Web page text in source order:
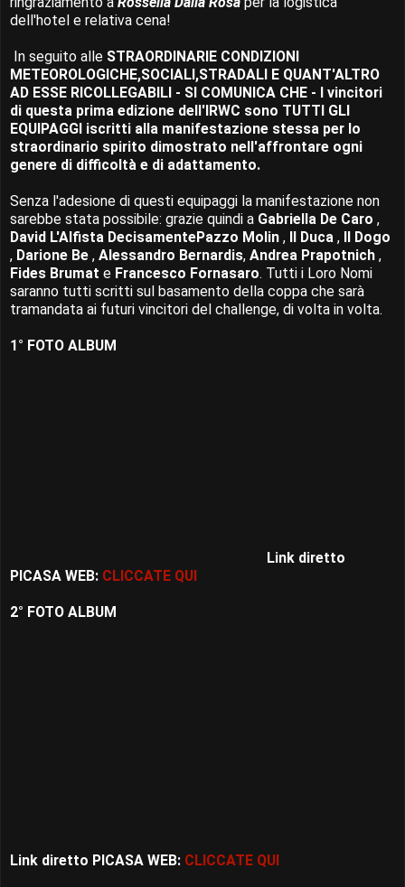
dell'hotel e relativa cena!
In seguito alle STRAORDINARIE CONDIZIONI
METEOROLOGICHE,SOCIALI,STRADALI E QUANT'ALTRO
AD ESSE RICOLLEGABILI - SI COMUNICA CHE - I vincitori
di questa prima edizione dell'IRWC sono TUTTI GLI
EQUIPAGGI iscritti alla manifestazione stessa per lo
straordinario spirito dimostrato nell'affrontare ogni
genere di difficoltà e di adattamento.
Senza l'adesione di questi equipaggi la manifestazione non
sarebbe stata possibile: grazie quindi a Gabriella De Caro ,
David L'Alfista DecisamentePazzo Molin , Il Duca ,
Il Dogo
, Darione Be , Alessandro Bernardis, Andrea Prapotnich ,
Fides Brumat e Francesco Fornasaro. Tutti i Loro Nomi
saranno tutti scritti sul basamento della coppa che sarà
tramandata ai futuri vincitori del challenge, di volta in volta.
1° FOTO ALBUM
Link diretto
PICASA WEB: CLICCATE QUI
2° FOTO ALBUM
Link diretto PICASA WEB: CLICCATE QUI